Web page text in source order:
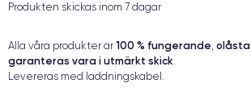
Produkten skickas inom 7 dagar
Alla våra produkter är 100 % fungerande, olåsta
garanteras vara i utmärkt skick.
Levereras med laddningskabel.